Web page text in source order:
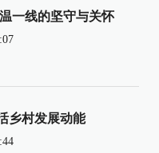
一线的坚守与关怀
乡村发展动能